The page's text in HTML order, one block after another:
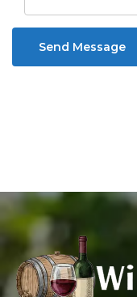
Send Message